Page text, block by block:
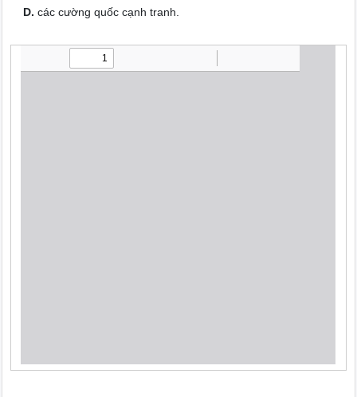
D.các cường quốc cạnh tranh.